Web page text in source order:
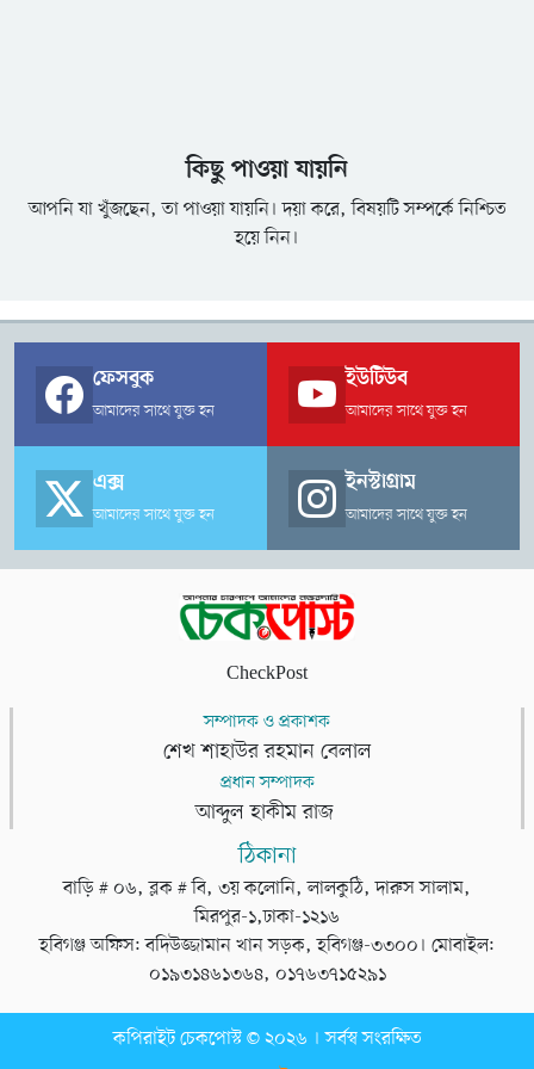
কিছু পাওয়া যায়নি
আপনি যা খুঁজছেন, তা পাওয়া যায়নি। দয়া করে, বিষয়টি সম্পর্কে নিশ্চিত
হয়ে নিন।
ফেসবুক
আমাদের সাথে যুক্ত হন
ইউটিউব
আমাদের সাথে যুক্ত হন
এক্স
আমাদের সাথে যুক্ত হন
ইনস্টাগ্রাম
আমাদের সাথে যুক্ত হন
CheckPost
সম্পাদক ও প্রকাশক
শেখ শাহাউর রহমান বেলাল
প্রধান সম্পাদক
আব্দুল হাকীম রাজ
ঠিকানা
বাড়ি # ০৬, ব্লক # বি, ৩য় কলোনি, লালকুঠি, দারুস সালাম,
মিরপুর-১,ঢাকা-১২১৬
হবিগঞ্জ অফিস: বদিউজ্জামান খান সড়ক, হবিগঞ্জ-৩৩০০। মোবাইল:
০১৯৩১৪৬১৩৬৪, ০১৭৬৩৭১৫২৯১
কপিরাইট চেকপোস্ট © ২০২৬ । সর্বস্ব সংরক্ষিত